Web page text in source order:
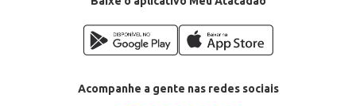
Acompanhe a gente nas redes sociais